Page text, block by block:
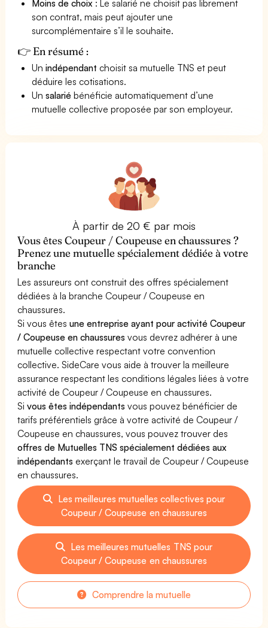
Moins de choix : Le salarié ne choisit pas librement
son contrat, mais peut ajouter une
surcomplémentaire s’il le souhaite.
👉 En résumé :
Unindépendant choisit sa mutuelle TNS et peut
déduire les cotisations.
Unsalarié bénéficie automatiquement d’une
mutuelle collective proposée par son employeur.
À partir de 20 € par mois
Vous êtes Coupeur / Coupeuse en chaussures ?
Prenez une mutuelle spécialement dédiée à votre
branche
Les assureurs ont construit des offres spécialement
dédiées à la branche Coupeur / Coupeuse en
chaussures.
Si vous êtesune entreprise ayant pour activité Coupeur
/ Coupeuse en chaussures vous devrez adhérer à une
mutuelle collective respectant votre convention
collective. SideCare vous aide à trouver la meilleure
assurance respectant les conditions légales liées à votre
activité de Coupeur / Coupeuse en chaussures.
Sivous êtes indépendants vous pouvez bénéficier de
tarifs préférentiels grâce à votre activité de Coupeur /
Coupeuse en chaussures, vous pouvez trouver des
offres de Mutuelles TNS spécialement dédiées aux
indépendants exerçant le travail de Coupeur / Coupeuse
en chaussures.
Les meilleures mutuelles collectives pour
Coupeur / Coupeuse en chaussures
Les meilleures mutuelles TNS pour
Coupeur / Coupeuse en chaussures
Comprendre la mutuelle